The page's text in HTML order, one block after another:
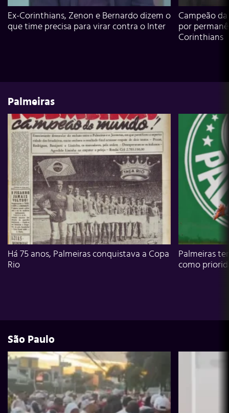
Ex-Corinthians, Zenon e Bernardo dizem o
que time precisa para virar contra o Inter
Campeão
por
Corinthians
Palmeiras
Há 75 anos, Palmeiras conquistava a Copa
Rio
Palmeiras
como
São Paulo